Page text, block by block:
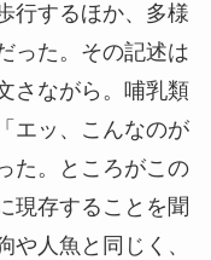
行するほか、多様
った。その記述は
さながら。哺乳類
エッ、こんなのが
た。ところがこの
現存することを聞
や人魚と同じく、